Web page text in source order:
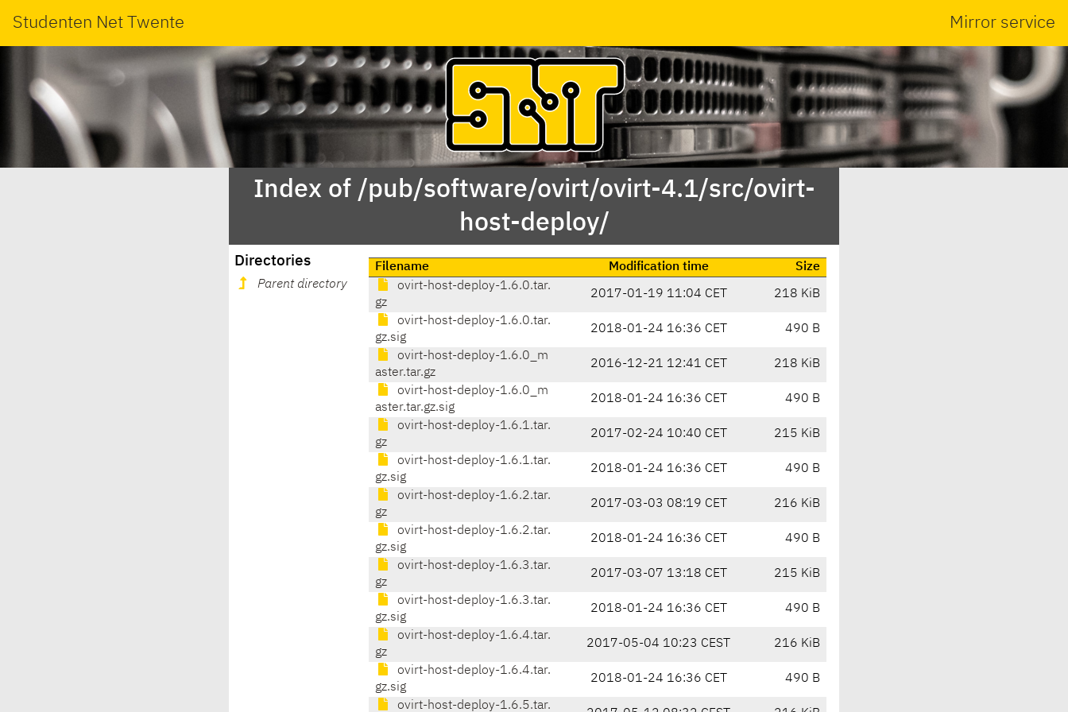
Studenten Net Twente Mirror service
Index of /pub/software/ovirt/ovirt-4.1/src/ovirt-
host-deploy/
Directories
Parent directory
Filename Modification time
Size
ovirt-host-deploy-1.6.0.tar.
gz
2017-01-19 11:04 CET 218 KiB
ovirt-host-deploy-1.6.0.tar.
gz.sig
2018-01-24 16:36 CET 490 B
ovirt-host-deploy-1.6.0_m
aster.tar.gz
2016-12-21 12:41 CET 218 KiB
ovirt-host-deploy-1.6.0_m
aster.tar.gz.sig
2018-01-24 16:36 CET 490 B
ovirt-host-deploy-1.6.1.tar.
gz
2017-02-24 10:40 CET 215 KiB
ovirt-host-deploy-1.6.1.tar.
gz.sig
2018-01-24 16:36 CET 490 B
ovirt-host-deploy-1.6.2.tar.
gz
2017-03-03 08:19 CET 216 KiB
ovirt-host-deploy-1.6.2.tar.
gz.sig
2018-01-24 16:36 CET 490 B
ovirt-host-deploy-1.6.3.tar.
gz
2017-03-07 13:18 CET 215 KiB
ovirt-host-deploy-1.6.3.tar.
gz.sig
2018-01-24 16:36 CET 490 B
ovirt-host-deploy-1.6.4.tar.
gz
2017-05-04 10:23 CEST 216 KiB
ovirt-host-deploy-1.6.4.tar.
gz.sig
2018-01-24 16:36 CET 490 B
ovirt-host-deploy-1.6.5.tar.